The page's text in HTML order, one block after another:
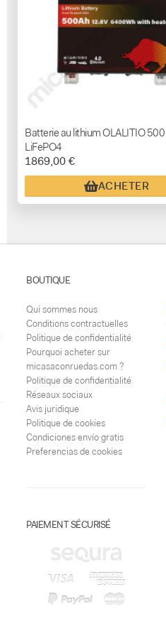
Batterie au lithium OLALITIO
LiFePO4
1869,00 €
ACHETER
BOUTIQUE
Qui sommes nous
Conditions contractuelles
Politique de confidentialité
Pourquoi acheter sur
micasaconruedas.com ?
Politique de confidentialité
Réseaux sociaux
Avis juridique
Politique de cookies
Condiciones envío gratis
Preferencias de cookies
PAIEMENT SÉCURISÉ